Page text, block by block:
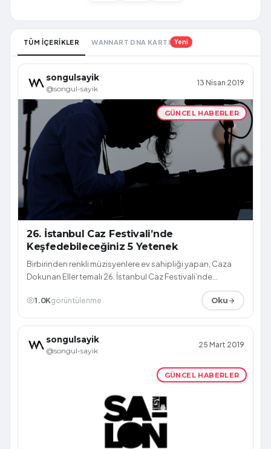
TÜM İÇERİKLER WANNART DNA KARTI Yeni
songulsayik
@songul-sayik
13 Nisan 2019
GÜNCEL HABERLER
26. İstanbul Caz Festivali’nde
Keşfedebileceğiniz 5 Yetenek
Birbirinden renkli müzisyenlere ev sahipliği yapan, Caza
Dokunan Eller temalı 26. İstanbul Caz Festivali’nde
1.0Kgörüntülenme Oku
songulsayik
@songul-sayik
25 Mart 2019
GÜNCEL HABERLER